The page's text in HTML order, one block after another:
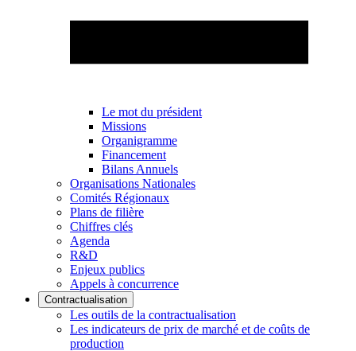
Le mot du président
Missions
Organigramme
Financement
Bilans Annuels
Organisations Nationales
Comités Régionaux
Plans de filière
Chiffres clés
Agenda
R&D
Enjeux publics
Appels à concurrence
Contractualisation
Les outils de la contractualisation
Les indicateurs de prix de marché et de coûts de
production